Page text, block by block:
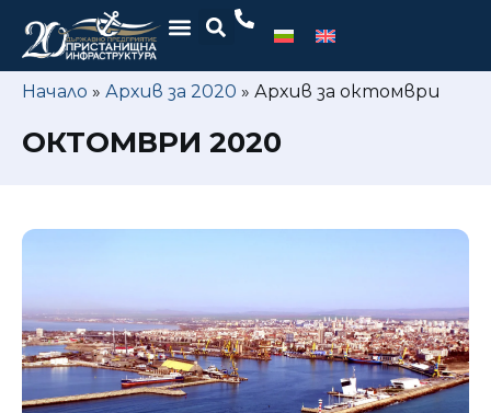
Начало » Архив за 2020 » Архив за октомври
ОКТОМВРИ 2020